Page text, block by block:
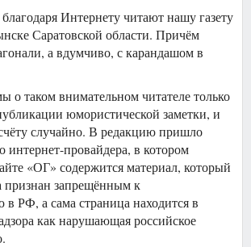
Интернету читают нашу газету
Саратовской области. Причём
а вдумчиво, с карандашом в
о таком внимательном читателе только
юмористической заметки, и
случайно. В редакцию пришло
интернет-провайдера, в котором
«ОГ» содержится материал, который
запрещённым к
в РФ, а сама страница находится в
как нарушающая российское